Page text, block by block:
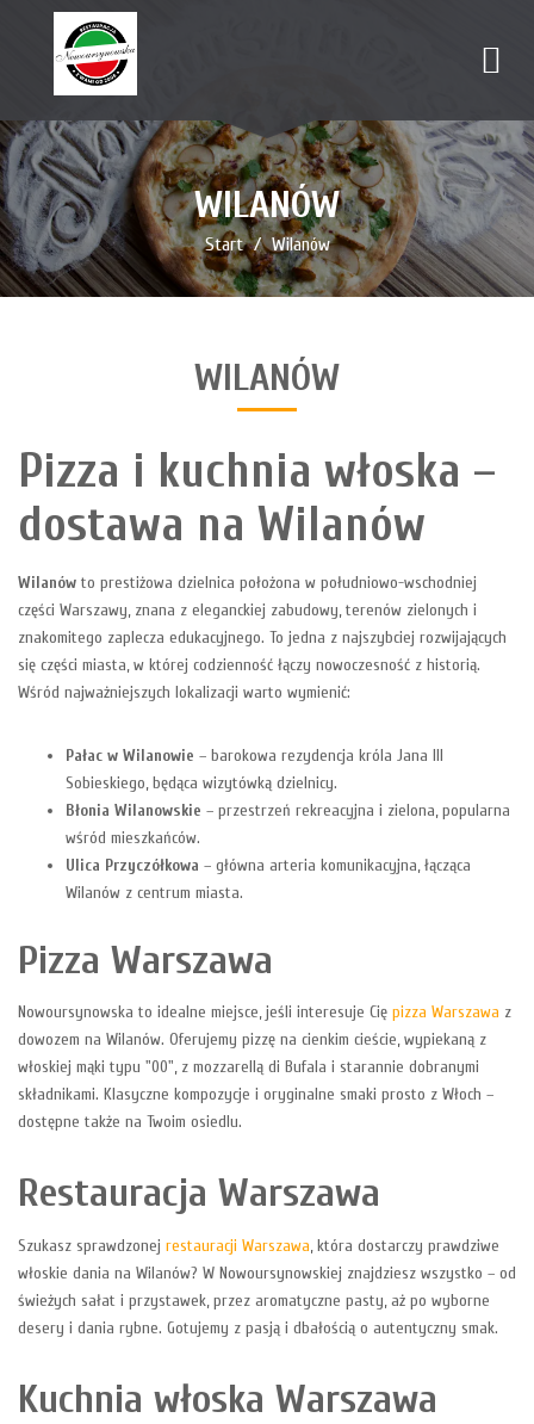
WILANÓW
Start Wilanów
WILANÓW
Pizza i kuchnia włoska –
dostawa na Wilanów
Wilanów to prestiżowa dzielnica położona w południowo-wschodniej
części Warszawy, znana z eleganckiej zabudowy, terenów zielonych i
znakomitego zaplecza edukacyjnego. To jedna z najszybciej rozwijających
się części miasta, w której codzienność łączy nowoczesność z historią.
Wśród najważniejszych lokalizacji warto wymienić:
Pałac w Wilanowie – barokowa rezydencja króla Jana III
Sobieskiego, będąca wizytówką dzielnicy.
Błonia Wilanowskie – przestrzeń rekreacyjna i zielona, popularna
wśród mieszkańców.
Ulica Przyczółkowa – główna arteria komunikacyjna, łącząca
Wilanów z centrum miasta.
Pizza Warszawa
Nowoursynowska to idealne miejsce, jeśli interesuje Cię pizza Warszawa z
dowozem na Wilanów. Oferujemy pizzę na cienkim cieście, wypiekaną z
włoskiej mąki typu "00", z mozzarellą di Bufala i starannie dobranymi
składnikami. Klasyczne kompozycje i oryginalne smaki prosto z Włoch –
dostępne także na Twoim osiedlu.
Restauracja Warszawa
Szukasz sprawdzonej restauracji Warszawa, która dostarczy prawdziwe
włoskie dania na Wilanów? W Nowoursynowskiej znajdziesz wszystko – od
świeżych sałat i przystawek, przez aromatyczne pasty, aż po wyborne
desery i dania rybne. Gotujemy z pasją i dbałością o autentyczny smak.
Kuchnia włoska Warszawa